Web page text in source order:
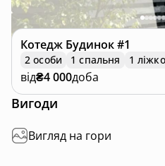
Котедж Будинок #1
2 особи 1 спальня 1 ліжко
від₴4 000доба
Вигоди
Вигляд на гори